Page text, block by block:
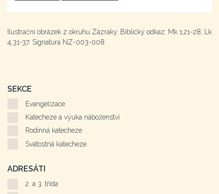
Ilustrační obrázek z okruhu Zázraky. Biblický odkaz: Mk 1,21-28; Lk
4,31-37. Signatura NZ-003-008.
SEKCE
Evangelizace
Katecheze a výuka náboženství
Rodinná katecheze
Svátostná katecheze
ADRESÁTI
2. a 3. třída